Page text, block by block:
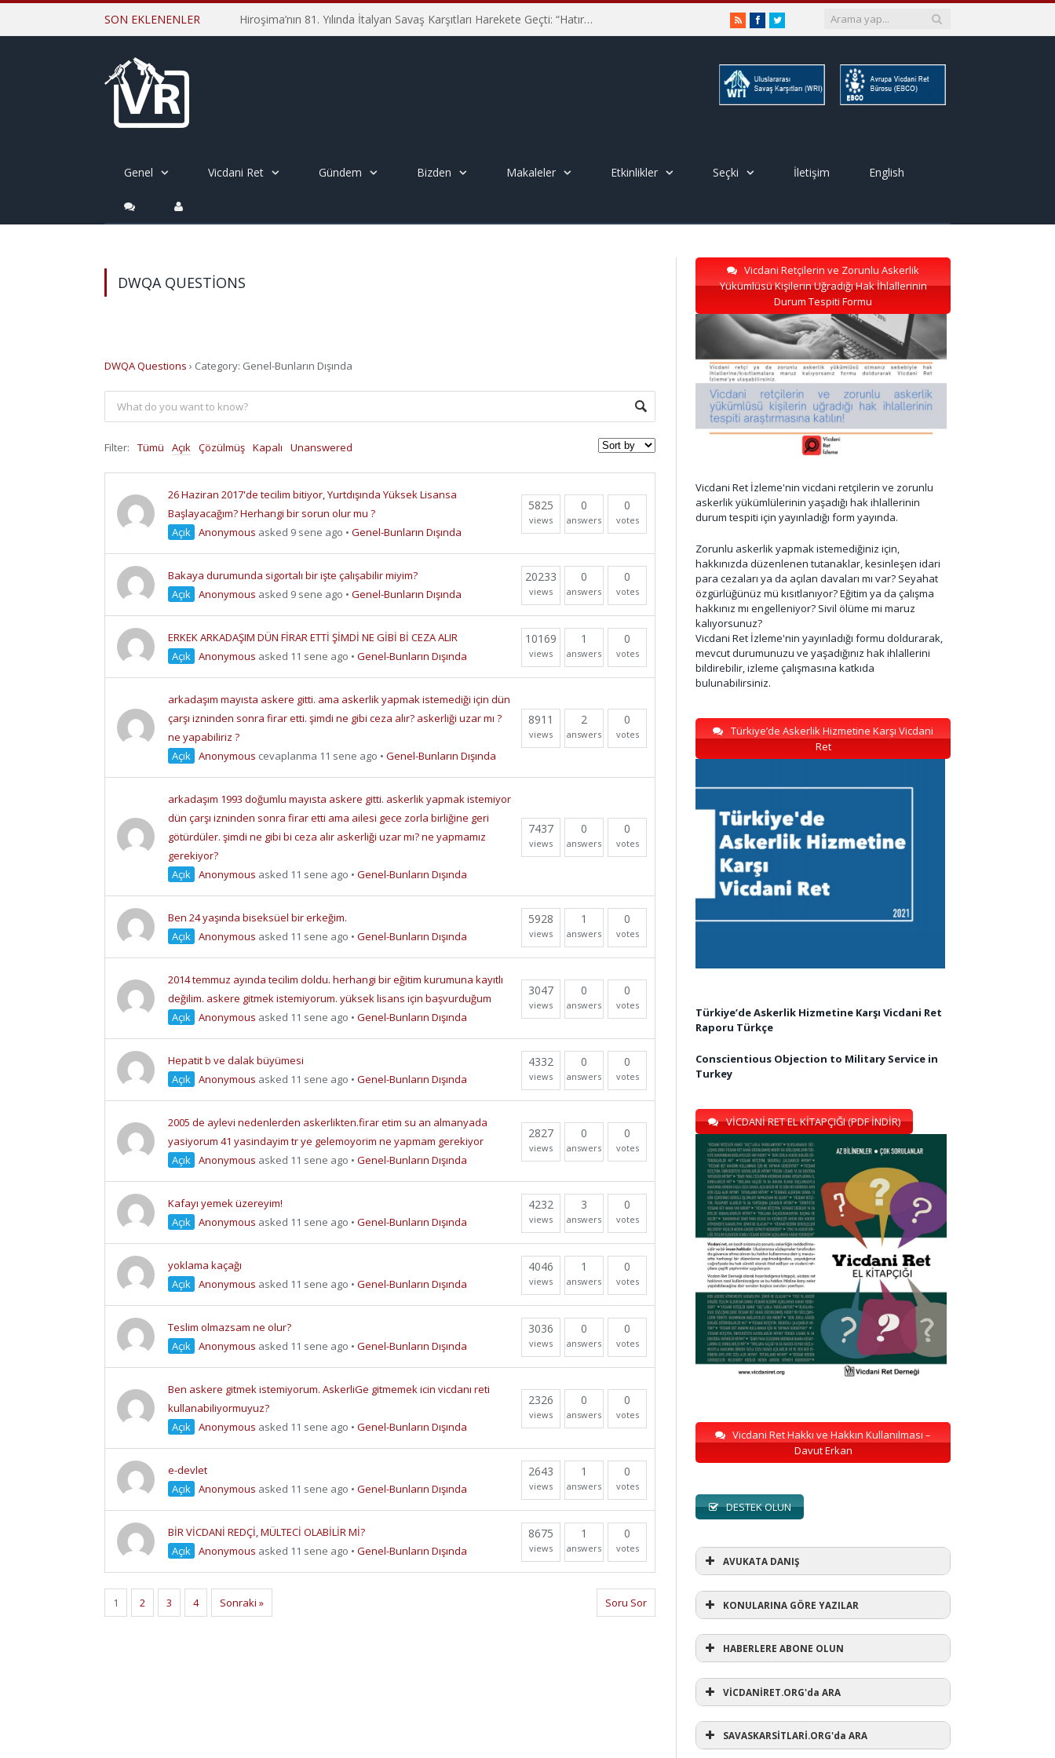
SON EKLENENLER Hiroşima’nın 81. Yılında İtalyan Savaş Karşıtları Harekete Geçti: “Hatırlamak yeterli değil” RSSFacebookTwitter
Genel Vicdani Ret Gündem Bizden Makaleler Etkinlikler Seçki İletişim English
DWQA QUESTIONS
DWQA Questions › Category: Genel-Bunların Dışında
Filter: Tümü Açık Çözülmüş Kapalı Unanswered
26 Haziran 2017'de tecilim bitiyor, Yurtdışında Yüksek Lisansa
Başlayacağım? Herhangi bir sorun olur mu ?
Açık Anonymous asked 9 sene ago • Genel-Bunların Dışında
5825
views
0
answers
0
votes
Bakaya durumunda sigortalı bir işte çalışabilir miyim?
Açık Anonymous asked 9 sene ago • Genel-Bunların Dışında
20233
views
0
answers
0
votes
ERKEK ARKADAŞIM DÜN FİRAR ETTİ ŞİMDİ NE GİBİ Bİ CEZA ALIR
Açık Anonymous asked 11 sene ago • Genel-Bunların Dışında
10169
views
1
answers
0
votes
arkadaşım mayısta askere gitti. ama askerlik yapmak istemediği için dün
çarşı izninden sonra firar etti. şimdi ne gibi ceza alır? askerliği uzar mı ?
ne yapabiliriz ?
Açık Anonymous cevaplanma 11 sene ago • Genel-Bunların Dışında
8911
views
2
answers
0
votes
arkadaşım 1993 doğumlu mayısta askere gitti. askerlik yapmak istemiyor
dün çarşı izninden sonra firar etti ama ailesi gece zorla birliğine geri
götürdüler. şimdi ne gibi bi ceza alır askerliği uzar mı? ne yapmamız
gerekiyor?
Açık Anonymous asked 11 sene ago • Genel-Bunların Dışında
7437
views
0
answers
0
votes
Ben 24 yaşında biseksüel bir erkeğim.
Açık Anonymous asked 11 sene ago • Genel-Bunların Dışında
5928
views
1
answers
0
votes
2014 temmuz ayında tecilim doldu. herhangi bir eğitim kurumuna kayıtlı
değilim. askere gitmek istemiyorum. yüksek lisans için başvurduğum
Açık Anonymous asked 11 sene ago • Genel-Bunların Dışında
3047
views
0
answers
0
votes
Hepatit b ve dalak büyümesi
Açık Anonymous asked 11 sene ago • Genel-Bunların Dışında
4332
views
0
answers
0
votes
2005 de aylevi nedenlerden askerlikten.firar etim su an almanyada
yasiyorum 41 yasindayim tr ye gelemoyorim ne yapmam gerekiyor
Açık Anonymous asked 11 sene ago • Genel-Bunların Dışında
2827
views
0
answers
0
votes
Kafayı yemek üzereyim!
Açık Anonymous asked 11 sene ago • Genel-Bunların Dışında
4232
views
3
answers
0
votes
yoklama kaçağı
Açık Anonymous asked 11 sene ago • Genel-Bunların Dışında
4046
views
1
answers
0
votes
Teslim olmazsam ne olur?
Açık Anonymous asked 11 sene ago • Genel-Bunların Dışında
3036
views
0
answers
0
votes
Ben askere gitmek istemiyorum. AskerliGe gitmemek icin vicdanı reti
kullanabiliyormuyuz?
Açık Anonymous asked 11 sene ago • Genel-Bunların Dışında
2326
views
0
answers
0
votes
e-devlet
Açık Anonymous asked 11 sene ago • Genel-Bunların Dışında
2643
views
1
answers
0
votes
BİR VİCDANİ REDÇİ, MÜLTECİ OLABİLİR Mİ?
Açık Anonymous asked 11 sene ago • Genel-Bunların Dışında
8675
views
1
answers
0
votes
1 2 3 4 Sonraki » Soru Sor
Vicdani Retçilerin ve Zorunlu Askerlik
Yükümlüsü Kişilerin Uğradığı Hak İhlallerinin
Durum Tespiti Formu
Vicdani Ret İzleme'nin vicdani retçilerin ve zorunlu
askerlik yükümlülerinin yaşadığı hak ihlallerinin
durum tespiti için yayınladığı form yayında.
Zorunlu askerlik yapmak istemediğiniz için,
hakkınızda düzenlenen tutanaklar, kesinleşen idari
para cezaları ya da açılan davaları mı var? Seyahat
özgürlüğünüz mü kısıtlanıyor? Eğitim ya da çalışma
hakkınız mı engelleniyor? Sivil ölüme mi maruz
kalıyorsunuz?
Vicdani Ret İzleme'nin yayınladığı formu doldurarak,
mevcut durumunuzu ve yaşadığınız hak ihlallerini
bildirebilir, izleme çalışmasına katkıda
bulunabilirsiniz.
Türkiye’de Askerlik Hizmetine Karşı Vicdani
Ret
Türkiye’de Askerlik Hizmetine Karşı Vicdani Ret
Raporu Türkçe
Conscientious Objection to Military Service in
Turkey
VİCDANİ RET EL KİTAPÇIĞI (PDF İNDİR)
Vicdani Ret Hakkı ve Hakkın Kullanılması –
Davut Erkan
DESTEK OLUN
AVUKATA DANIŞ
AVUKATA DANIŞ
KONULARINA GÖRE YAZILAR
KONULARINA GÖRE YAZILAR
#refusewar(1)
'dur' ihtarı(3)
HABERLERE ABONE OLUN
VİCDANİRET.ORG'da ARA
SAVASKARSİTLARİ.ORG'da ARA